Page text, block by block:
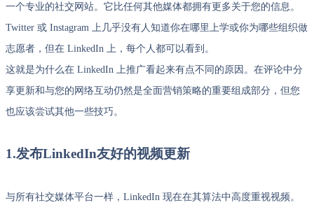
一个专业的社交网站。它比任何其他媒体都拥有更多关于您的信息。
Twitter 或 Instagram 上几乎没有人知道你在哪里上学或你为哪些组织做
志愿者，但在 LinkedIn 上，每个人都可以看到。
这就是为什么在 LinkedIn 上推广看起来有点不同的原因。在评论中分
享更新和与您的网络互动仍然是全面营销策略的重要组成部分，但您
也应该尝试其他一些技巧。
1.发布LinkedIn友好的视频更新
与所有社交媒体平台一样，LinkedIn 现在在其算法中高度重视视频。